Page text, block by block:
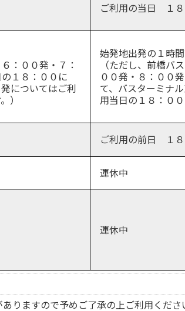
ご利用の当日 １
：００発・７：
１８：００に
についてはご利
）
始発地出発の１時
（ただし、前橋バ
００発・８：００
て、バスターミナ
用当日の１８：０
ご利用の前日 １
運休中
運休中
りますので予めご了承の上ご利用くだ